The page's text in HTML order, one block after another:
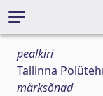
pealkiri
Tallinna
märksõnad